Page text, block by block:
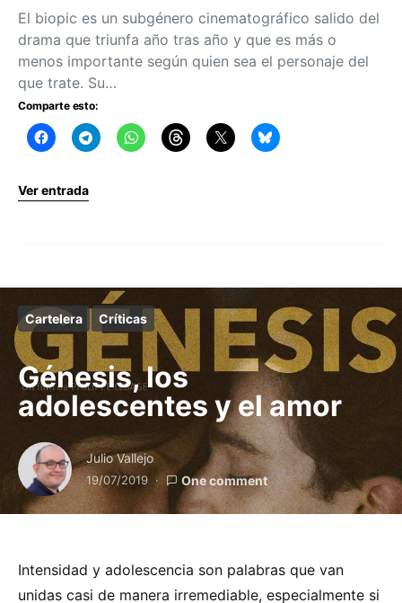
El biopic es un subgénero cinematográfico salido del
drama que triunfa año tras año y que es más o
menos importante según quien sea el personaje del
que trate. Su…
Comparte esto:
Ver entrada
Cartelera Críticas
Génesis, los
adolescentes y el amor
Julio Vallejo
19/07/2019 One comment
Intensidad y adolescencia son palabras que van
unidas casi de manera irremediable, especialmente si